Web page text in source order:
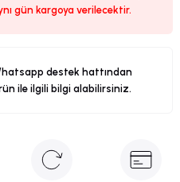
gün kargoya verilecektir.
destek hattından
ile ilgili bilgi alabilirsiniz.